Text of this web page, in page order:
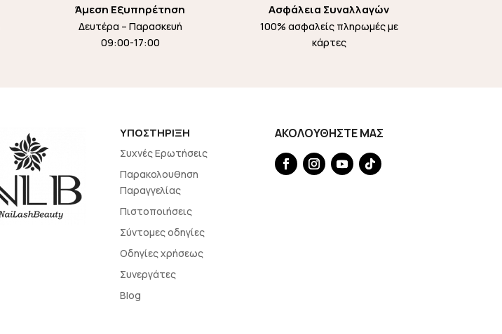
Άμεση Εξυπηρέτηση
Δευτέρα – Παρασκευή
09:00-17:00
Ασφάλεια Συναλλαγών
100% ασφαλείς πληρωμές με
κάρτες
ΥΠΟΣΤΗΡΙΞΗ
Συχνές Ερωτήσεις
Παρακολουθηση
Παραγγελίας
Πιστοποιήσεις
Σύντομες οδηγίες
Οδηγίες χρήσεως
Συνεργάτες
Blog
ΑΚΟΛΟΥΘΗΣΤΕ ΜΑΣ